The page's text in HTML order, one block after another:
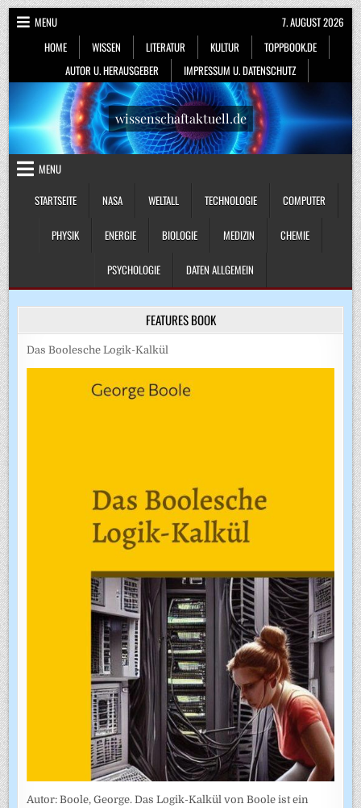
Skip
to
content
MENU
HOME
WISSEN LITERATUR KULTUR
TOPPBOOK.DE
AUTOR U. HERAUSGEBER
IMPRESSUM U. DATENSCHUTZ
7. AUGUST 2026
wissenschaftaktuell.de
MENU
STARTSEITE
NASA WELTALL TECHNOLOGIE COMPUTER
PHYSIK ENERGIE BIOLOGIE MEDIZIN CHEMIE
PSYCHOLOGIE DATEN ALLGEMEIN
FEATURES BOOK
Das Boolesche Logik-Kalkül
Autor: Boole, George. Das Logik-Kalkül von Boole ist ein